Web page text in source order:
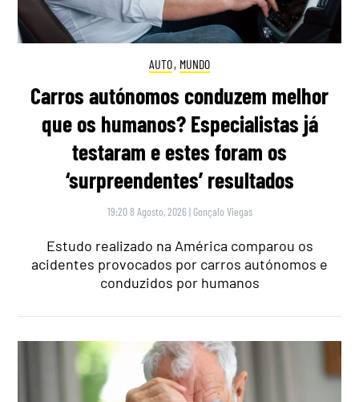
AUTO, MUNDO
Carros autónomos conduzem melhor
que os humanos? Especialistas já
testaram e estes foram os
‘surpreendentes’ resultados
19:20 8 Agosto, 2026 | Gonçalo Viegas
Estudo realizado na América comparou os
acidentes provocados por carros autónomos e
conduzidos por humanos